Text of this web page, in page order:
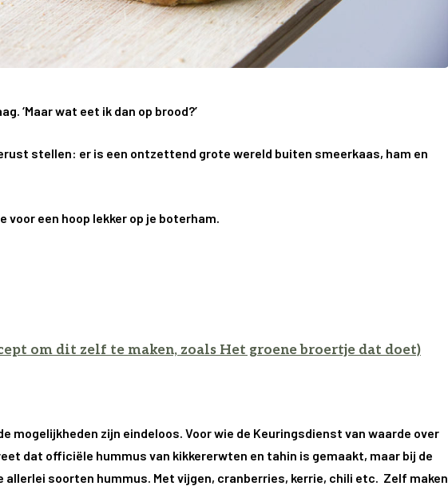
‘Maar wat eet ik dan op brood?’
stellen: er is een ontzettend grote wereld buiten smeerkaas, ham en
een hoop lekker op je boterham.
om dit zelf te maken, zoals Het groene broertje dat doet)
mogelijkheden zijn eindeloos. Voor wie de Keuringsdienst van waarde over
dat officiële hummus van kikkererwten en tahin is gemaakt, maar bij de
allerlei soorten hummus. Met vijgen, cranberries, kerrie, chili etc. Zelf maken